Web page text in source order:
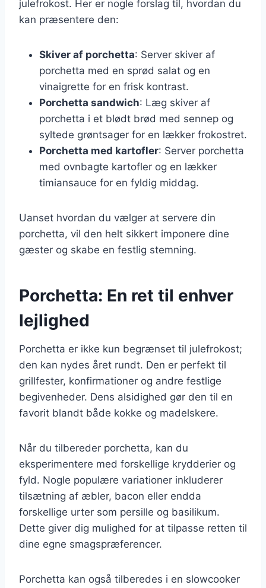
julefrokost. Her er nogle forslag til, hvordan du
kan præsentere den:
Skiver af porchetta: Server skiver af
porchetta med en sprød salat og en
vinaigrette for en frisk kontrast.
Porchetta sandwich: Læg skiver af
porchetta i et blødt brød med sennep og
syltede grøntsager for en lækker frokostret.
Porchetta med kartofler: Server porchetta
med ovnbagte kartofler og en lækker
timiansauce for en fyldig middag.
Uanset hvordan du vælger at servere din
porchetta, vil den helt sikkert imponere dine
gæster og skabe en festlig stemning.
Porchetta: En ret til enhver
lejlighed
Porchetta er ikke kun begrænset til julefrokost;
den kan nydes året rundt. Den er perfekt til
grillfester, konfirmationer og andre festlige
begivenheder. Dens alsidighed gør den til en
favorit blandt både kokke og madelskere.
Når du tilbereder porchetta, kan du
eksperimentere med forskellige krydderier og
fyld. Nogle populære variationer inkluderer
tilsætning af æbler, bacon eller endda
forskellige urter som persille og basilikum.
Dette giver dig mulighed for at tilpasse retten til
dine egne smagspræferencer.
Porchetta kan også tilberedes i en slowcooker